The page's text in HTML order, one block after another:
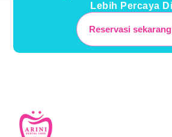
Lebih Percaya
Reservasi sekarang